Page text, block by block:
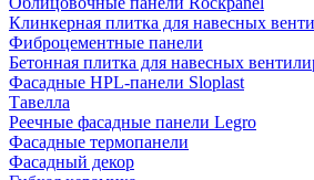
Клинкерная плитка для навесных
Фиброцементные панели
Бетонная плитка для навесных
Фасадные HPL-панели Sloplast
Тавелла
Реечные фасадные панели Legro
Фасадные термопанели
Фасадный декор